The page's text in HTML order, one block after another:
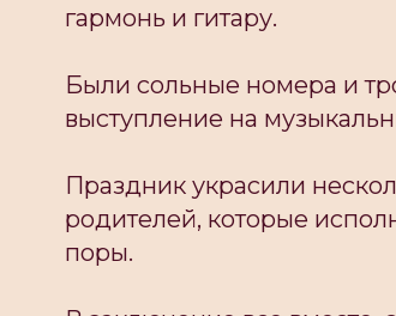
гармонь и гитару.
Были сольные номера и
выступление на
Праздник украсили
родителей, которые
поры.